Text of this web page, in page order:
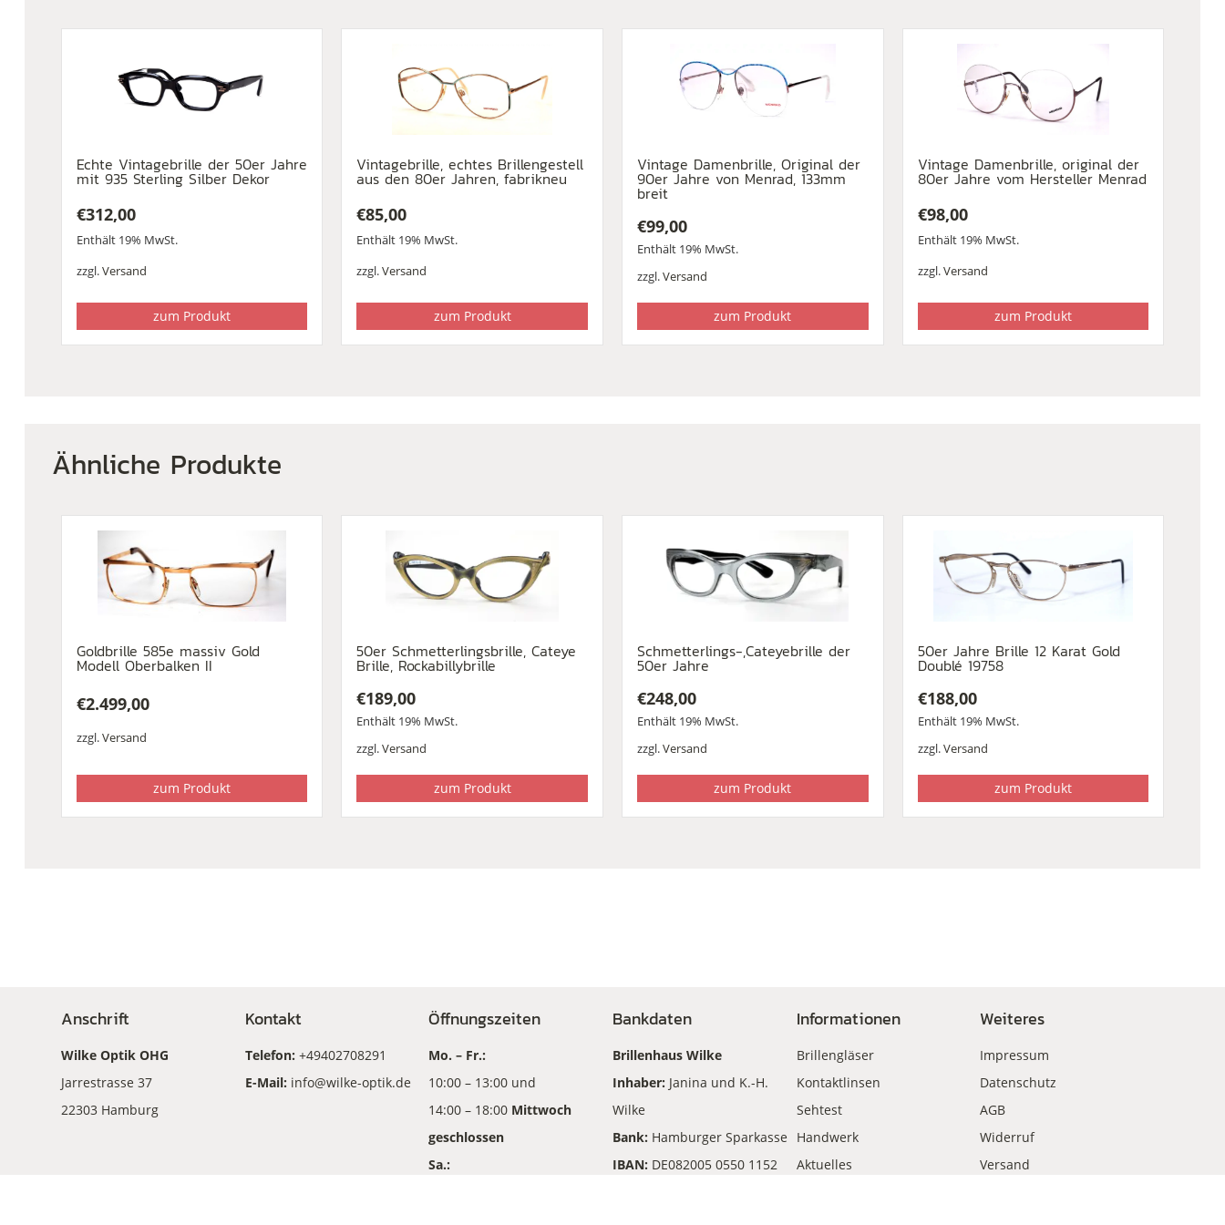
Echte Vintagebrille der 50er Jahre
mit 935 Sterling Silber Dekor
€312,00
Enthält 19% MwSt.
zzgl.Versand
zum Produkt
Vintagebrille, echtes Brillengestell
aus den 80er Jahren, fabrikneu
€85,00
Enthält 19% MwSt.
zzgl.Versand
zum Produkt
Vintage Damenbrille, Original der
90er Jahre von Menrad, 133mm
breit
€99,00
Enthält 19% MwSt.
zzgl.Versand
zum Produkt
Vintage Damenbrille, original der
80er Jahre vom Hersteller Menrad
€98,00
Enthält 19% MwSt.
zzgl.Versand
zum Produkt
Ähnliche Produkte
Goldbrille 585e massiv Gold
Modell Oberbalken II
€2.499,00
zzgl.Versand
zum Produkt
50er Schmetterlingsbrille, Cateye
Brille, Rockabillybrille
€189,00
Enthält 19% MwSt.
zzgl.Versand
zum Produkt
Schmetterlings-,Cateyebrille der
50er Jahre
€248,00
Enthält 19% MwSt.
zzgl.Versand
zum Produkt
50er Jahre Brille 12 Karat Gold
Doublé 19758
€188,00
Enthält 19% MwSt.
zzgl.Versand
zum Produkt
Anschrift
Wilke Optik OHG
Jarrestrasse 37
22303 Hamburg
Kontakt
Telefon: +49402708291
E-Mail: info@wilke-optik.de
Öffnungszeiten
Mo. – Fr.:
10:00 – 13:00 und
14:00 – 18:00 Mittwoch
geschlossen
Sa.:
Bankdaten
Brillenhaus Wilke
Inhaber: Janina und K.-H.
Wilke
Bank: Hamburger Sparkasse
IBAN: DE082005 0550 1152
Informationen
Brillengläser
Kontaktlinsen
Sehtest
Handwerk
Aktuelles
Weiteres
Impressum
Datenschutz
AGB
Widerruf
Versand